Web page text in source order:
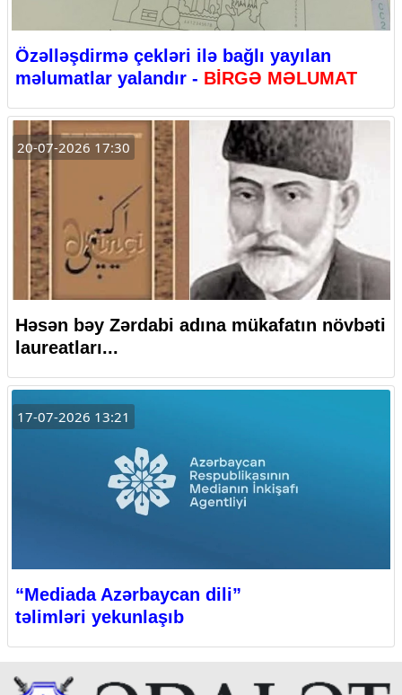
Özəlləşdirmə çekləri ilə bağlı yayılan
məlumatlar yalandır - BİRGƏ MƏLUMAT
20-07-2026 17:30
Həsən bəy Zərdabi adına mükafatın növbəti
laureatları...
17-07-2026 13:21
“Mediada Azərbaycan dili”
təlimləri yekunlaşıb